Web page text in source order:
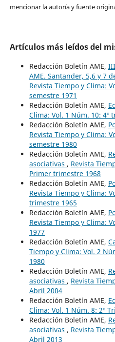
mencionar la autoría y fuente
Artículos más leídos del
Redacción Boletín AME,
AME. Santander, 5,6 y 7
Revista Tiempo y Clima:
semestre 1971
Redacción Boletín AME,
Clima: Vol. 1 Núm. 10: 4º
Redacción Boletín AME,
Revista Tiempo y Clima:
semestre 1980
Redacción Boletín AME,
asociativas , Revista
Primer trimestre 1968
Redacción Boletín AME,
Revista Tiempo y Clima:
trimestre 1965
Redacción Boletín AME,
Revista Tiempo y Clima:
1977
Redacción Boletín AME,
Tiempo y Clima: Vol. 2
1980
Redacción Boletín AME,
asociativas , Revista
Abril 2004
Redacción Boletín AME,
Clima: Vol. 1 Núm. 8: 2º
Redacción Boletin AME,
asociativas , Revista
Abril 2013